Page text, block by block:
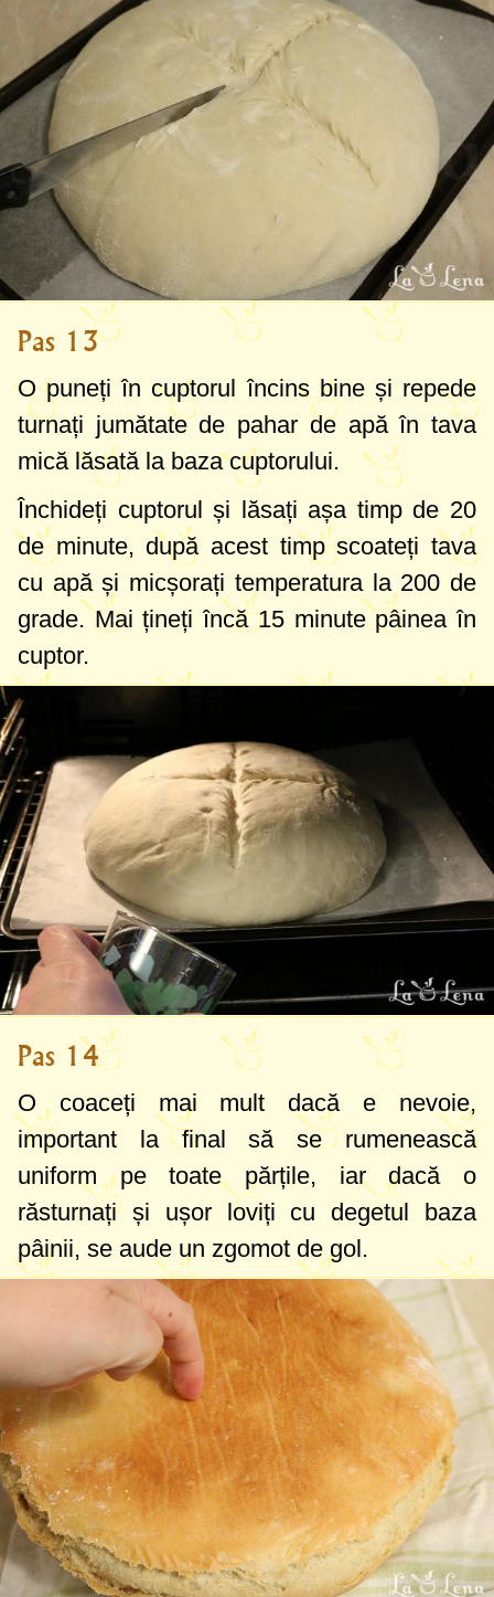
Pas 13
O puneți în cuptorul încins bine și repede
turnați jumătate de pahar de apă în tava
mică lăsată la baza cuptorului.
Închideți cuptorul și lăsați așa timp de 20
de minute, după acest timp scoateți tava
cu apă și micșorați temperatura la 200 de
grade. Mai țineți încă 15 minute pâinea în
cuptor.
Pas 14
O coaceți mai mult dacă e nevoie,
important la final să se rumenească
uniform pe toate părțile, iar dacă o
răsturnați și ușor loviți cu degetul baza
pâinii, se aude un zgomot de gol.